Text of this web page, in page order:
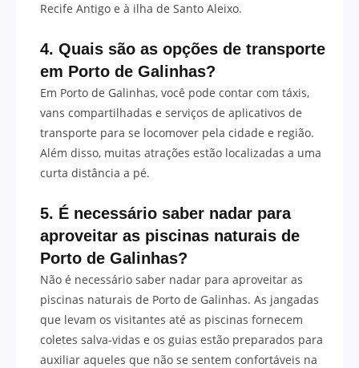
Recife Antigo e à ilha de Santo Aleixo.
4. Quais são as opções de transporte
em Porto de Galinhas?
Em Porto de Galinhas, você pode contar com táxis,
vans compartilhadas e serviços de aplicativos de
transporte para se locomover pela cidade e região.
Além disso, muitas atrações estão localizadas a uma
curta distância a pé.
5. É necessário saber nadar para
aproveitar as piscinas naturais de
Porto de Galinhas?
Não é necessário saber nadar para aproveitar as
piscinas naturais de Porto de Galinhas. As jangadas
que levam os visitantes até as piscinas fornecem
coletes salva-vidas e os guias estão preparados para
auxiliar aqueles que não se sentem confortáveis na